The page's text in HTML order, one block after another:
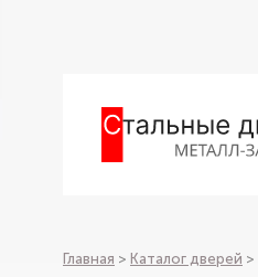
Главная > Каталог дверей >